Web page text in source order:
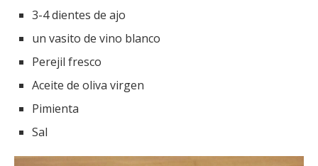
3-4 dientes de ajo
un vasito de vino blanco
Perejil fresco
Aceite de oliva virgen
Pimienta
Sal